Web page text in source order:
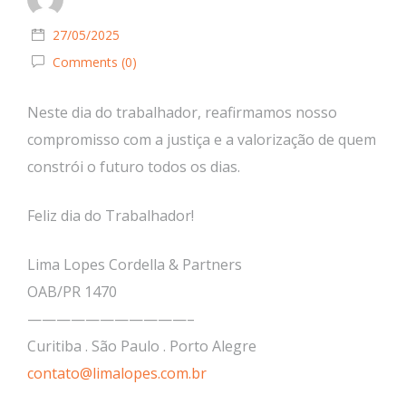
27/05/2025
Comments (0)
Neste dia do trabalhador, reafirmamos nosso
compromisso com a justiça e a valorização de quem
constrói o futuro todos os dias.
Feliz dia do Trabalhador!
Lima Lopes Cordella & Partners
OAB/PR 1470
———————————–
Curitiba . São Paulo . Porto Alegre
contato@limalopes.com.br